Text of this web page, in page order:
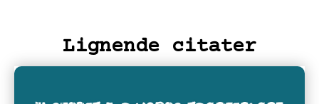
Lignende citater